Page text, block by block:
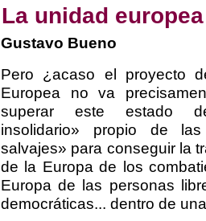
La unidad
Gustavo Bueno
Pero ¿acaso el proyecto
Europea no va
superar este estado
insolidario» propio de las
salvajes» para conseguir la
de la Europa de los
Europa de las personas
democráticas... dentro de